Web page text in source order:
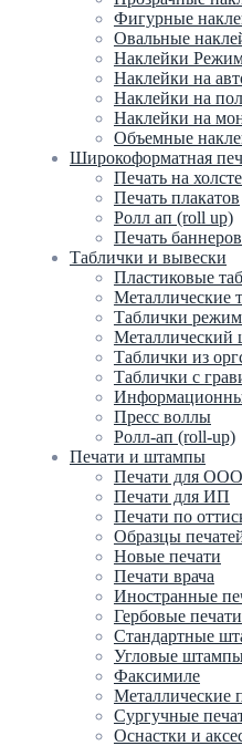
Фигурные
Овальные
Наклейки
Наклейки на
Наклейки на пол
Наклейки на
Объемные
Широкоформатная
Печать на холсте
Печать плакатов
Ролл ап (roll up)
Печать баннеров
Таблички и вывески
Пластиковые
Металлические
Таблички
Металлический
Таблички из
Таблички с
Пресс воллы
Ролл-ап (roll-up)
Печати и штампы
Печати для ООО
Печати для ИП
Печати по
Образцы
Новые печати
Печати врача
Иностранные
Гербовые печати
Стандартные
Угловые
Факсимиле
Металлические
Сургучные
Оснастки и